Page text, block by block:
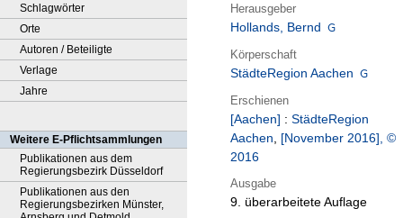
Schlagwörter
Orte
Autoren / Beteiligte
Verlage
Jahre
Weitere E-Pflichtsammlungen
Publikationen aus dem
Regierungsbezirk Düsseldorf
Publikationen aus den
Regierungsbezirken Münster,
Herausgeber
Hollands, Bernd
Körperschaft
StädteRegion Aachen
Erschienen
[Aachen] : StädteRegion
Aachen, [November 2016], ©
2016
Ausgabe
9. überarbeitete Auflage